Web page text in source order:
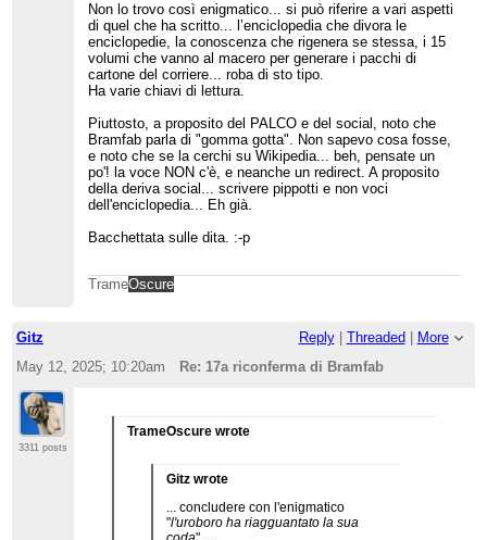
Non lo trovo così enigmatico... si può riferire a vari aspetti
di quel che ha scritto... l’enciclopedia che divora le
enciclopedie, la conoscenza che rigenera se stessa, i 15
volumi che vanno al macero per generare i pacchi di
cartone del corriere... roba di sto tipo.
Ha varie chiavi di lettura.
Piuttosto, a proposito del PALCO e del social, noto che
Bramfab parla di "gomma gotta". Non sapevo cosa fosse,
e noto che se la cerchi su Wikipedia... beh, pensate un
po'! la voce NON c'è, e neanche un redirect. A proposito
della deriva social... scrivere pippotti e non voci
dell'enciclopedia... Eh già.
Bacchettata sulle dita. :-p
TrameOscure
Gitz Reply| Threaded
More
May 12, 2025; 10:20am
Re: 17a riconferma di Bramfab
3311 posts
TrameOscure wrote
Gitz wrote
... concludere con l'enigmatico
"l'uroboro ha riagguantato la sua